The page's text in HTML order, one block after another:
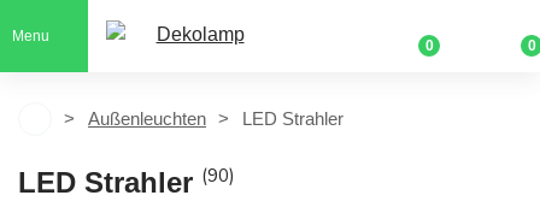
Menu
0 0
Außenleuchten LED Strahler
LED Strahler (90)